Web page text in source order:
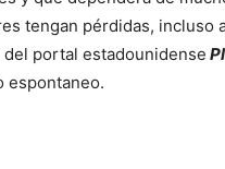
tengan pérdidas, incluso
portal estadounidense
espontaneo.